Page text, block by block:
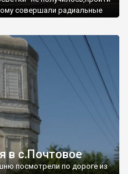
совершали радиальные
в с.Почтовое
посмотрели по дороге из